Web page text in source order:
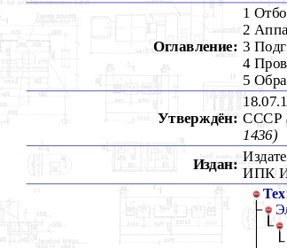
Оглавление:
1
2
3
4
5
Утверждён: СССР
1436)
Издан:
ИПК